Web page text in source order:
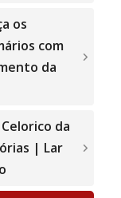
os
com
da
da
| Lar